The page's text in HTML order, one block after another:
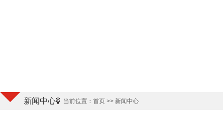
新闻中心 当前位置： 首页 >> 新闻中心